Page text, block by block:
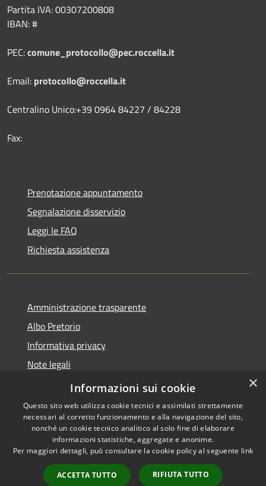
Partita IVA: 00307200808
IBAN: #
PEC:comune_protocollo@pec.roccella.it
Email: protocollo@roccella.it
Centralino Unico:+39 0964 84227 / 84228
Fax:
Prenotazione appuntamento
Segnalazione disservizio
Leggi le FAQ
Richiesta assistenza
Amministrazione trasparente
Albo Pretorio
Informativa privacy
Note legali
Dichiarazione di accessibilità
Accessibilità
Copyright © 2026 • Comune di
Roccella Jonica • Powered by
Municipium•
Accesso
×
Informazioni sui cookie
Questo sito web utilizza cookie tecnici e assimilati strettamente
necessari al corretto funzionamento e alla navigazione del sito,
nonché un cookie tecnico analitico al solo fine di elaborare
informazioni statistiche, aggregate e anonime.
Per maggiori dettagli, può consultare la cookie policy al seguente link
ACCETTA TUTTO RIFIUTA TUTTO